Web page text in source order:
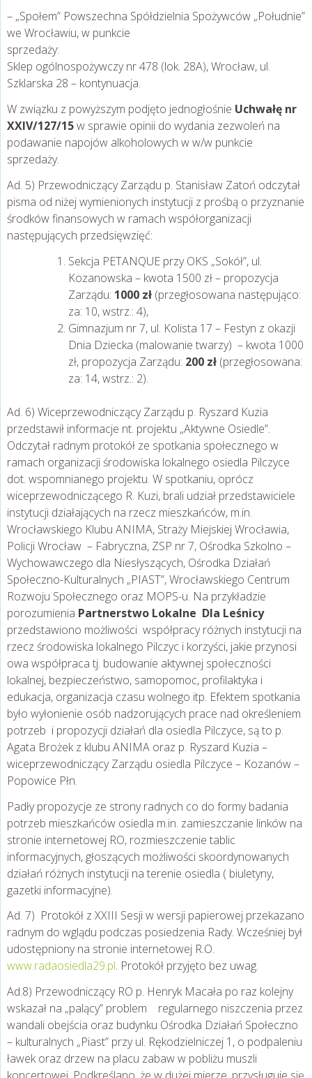
– „Społem” Powszechna Spółdzielnia Spożywców „Południe”
we Wrocławiu, w punkcie
Sklep ogólnospożywczy nr 478 (lok. 28A), Wrocław, ul.
Szklarska 28 – kontynuacja.
W związku z powyższym podjęto jednogłośnie Uchwałę nr
XXIV/127/15w sprawie opinii do wydania zezwoleń na
podawanie napojów alkoholowych w w/w punkcie
sprzedaży.
Ad. 5) Przewodniczący Zarządu p. Stanisław Zatoń odczytał
pisma od niżej wymienionych instytucji z prośbą o przyznanie
środków finansowych w ramach współorganizacji
następujących przedsięwzięć:
Sekcja PETANQUE przy OKS „Sokół”, ul.
Kozanowska – kwota 1500 zł – propozycja
Zarządu: 1000 zł (przegłosowana następująco:
za: 10, wstrz.: 4),
Gimnazjum nr 7, ul. Kolista 17 – Festyn z okazji
Dnia Dziecka (malowanie twarzy) – kwota 1000
zł, propozycja Zarządu: 200 zł (przegłosowana:
za: 14, wstrz.: 2).
Ad. 6) Wiceprzewodniczący Zarządu p. Ryszard Kuzia
przedstawił informacje nt. projektu „Aktywne Osiedle”.
Odczytał radnym protokół ze spotkania społecznego w
ramach organizacji środowiska lokalnego osiedla Pilczyce
dot. wspomnianego projektu. W spotkaniu, oprócz
wiceprzewodniczącego R. Kuzi, brali udział przedstawiciele
instytucji działających na rzecz mieszkańców, m.in.
Wrocławskiego Klubu ANIMA, Straży Miejskiej Wrocławia,
Policji Wrocław – Fabryczna, ZSP nr 7, Ośrodka Szkolno –
Wychowawczego dla Niesłyszących, Ośrodka Działań
Społeczno-Kulturalnych „PIAST”, Wrocławskiego Centrum
Rozwoju Społecznego oraz MOPS-u. Na przykładzie
porozumienia Partnerstwo Lokalne Dla Leśnicy
przedstawiono możliwości współpracy różnych instytucji na
rzecz środowiska lokalnego Pilczyc i korzyści, jakie przynosi
owa współpraca tj. budowanie aktywnej społeczności
lokalnej, bezpieczeństwo, samopomoc, profilaktyka i
edukacja, organizacja czasu wolnego itp. Efektem spotkania
było wyłonienie osób nadzorujących prace nad określeniem
potrzeb i propozycji działań dla osiedla Pilczyce, są to p.
Agata Brożek z klubu ANIMA oraz p. Ryszard Kuzia –
wiceprzewodniczący Zarządu osiedla Pilczyce – Kozanów –
Popowice Płn.
Padły propozycje ze strony radnych co do formy badania
potrzeb mieszkańców osiedla m.in. zamieszczanie linków na
stronie internetowej RO, rozmieszczenie tablic
informacyjnych, głoszących możliwości skoordynowanych
działań różnych instytucji na terenie osiedla ( biuletyny,
gazetki informacyjne).
Ad. 7) Protokół z XXIII Sesji w wersji papierowej przekazano
radnym do wglądu podczas posiedzenia Rady. Wcześniej był
udostępniony na stronie internetowej R.O.
www.radaosiedla29.pl. Protokół przyjęto bez uwag.
Ad.8) Przewodniczący RO p. Henryk Macała po raz kolejny
wskazał na „palący” problem regularnego niszczenia przez
wandali obejścia oraz budynku Ośrodka Działań Społeczno
– kulturalnych „Piast” przy ul. Rękodzielniczej 1, o podpaleniu
ławek oraz drzew na placu zabaw w pobliżu muszli